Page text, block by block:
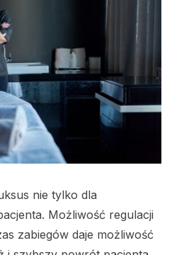
nie tylko dla
Możliwość regulacji
zabiegów daje możliwość